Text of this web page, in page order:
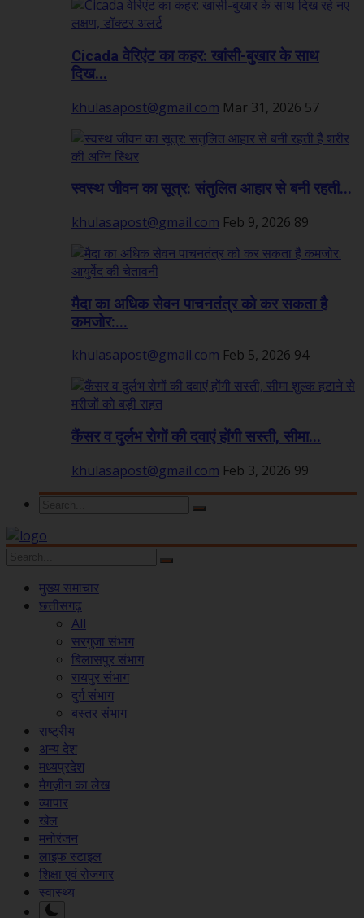
Cicada वेरिएंट का कहर: खांसी-बुखार के साथ
दिख...
khulasapost@gmail.com Mar 31, 2026 57
स्वस्थ जीवन का सूत्र: संतुलित आहार से बनी रहती...
khulasapost@gmail.com Feb 9, 2026 89
मैदा का अधिक सेवन पाचनतंत्र को कर सकता है
कमजोर:...
khulasapost@gmail.com Feb 5, 2026 94
कैंसर व दुर्लभ रोगों की दवाएं होंगी सस्ती, सीमा...
khulasapost@gmail.com Feb 3, 2026 99
मुख्य समाचार
छत्तीसगढ़
All
सरगुजा संभाग
बिलासपुर संभाग
रायपुर संभाग
दुर्ग संभाग
बस्तर संभाग
राष्ट्रीय
अन्य देश
मध्यप्रदेश
मैगज़ीन का लेख
व्यापार
खेल
मनोरंजन
लाइफ स्टाइल
शिक्षा एवं रोजगार
स्वास्थ्य